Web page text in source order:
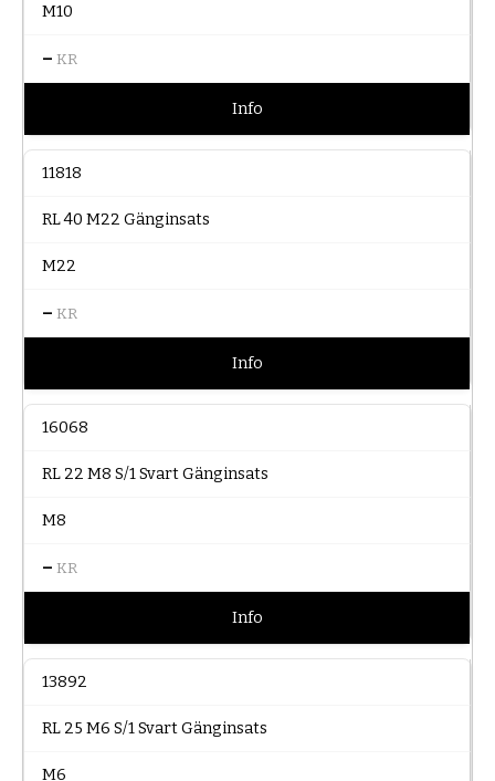
M10
– KR
Info
11818
RL 40 M22 Gänginsats
M22
– KR
Info
16068
RL 22 M8 S/1 Svart Gänginsats
M8
– KR
Info
13892
RL 25 M6 S/1 Svart Gänginsats
M6